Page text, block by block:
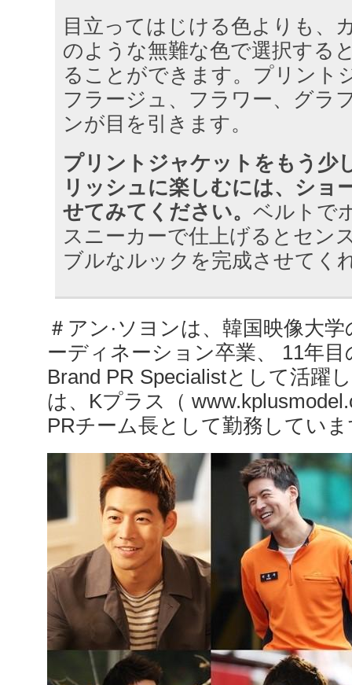
目立ってはじける色よりも、
のような無難な色で選択する
ることができます。プリント
フラージュ、フラワー、グラ
ンが目を引きます。
プリントジャケットをもう少
リッシュに楽しむには、ショ
せてみてください。 ベルトで
スニーカーで仕上げるとセン
ブルなルックを完成させてく
＃アン·ソヨンは、韓国映像大
ーディネーション卒業、 11年
Brand PR Specialistとして活躍
は、Kプラス（
PRチーム長として勤務してい